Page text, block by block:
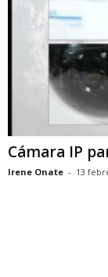
Cámara IP
Irene Onate - 13